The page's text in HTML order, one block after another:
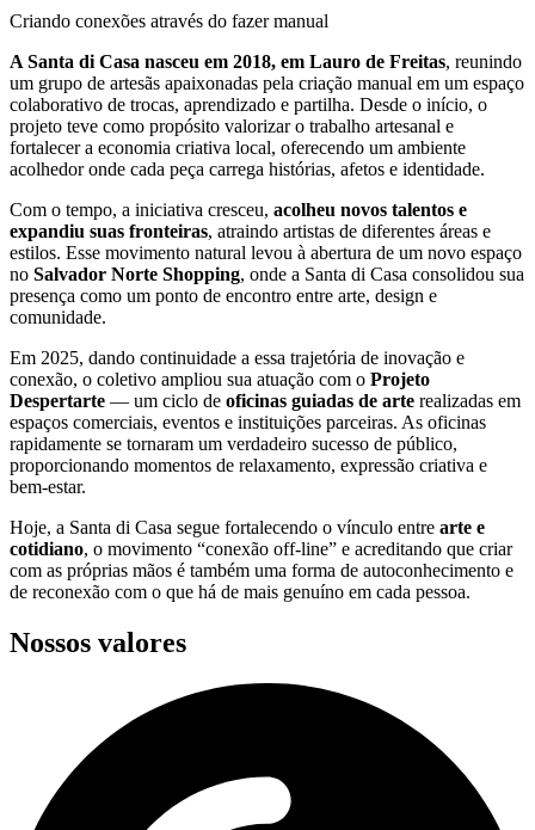
Criando conexões através do fazer manual
A Santa di Casa nasceu em 2018, em Lauro de Freitas, reunindo
um grupo de artesãs apaixonadas pela criação manual em um espaço
colaborativo de trocas, aprendizado e partilha. Desde o início, o
projeto teve como propósito valorizar o trabalho artesanal e
fortalecer a economia criativa local, oferecendo um ambiente
acolhedor onde cada peça carrega histórias, afetos e identidade.
Com o tempo, a iniciativa cresceu, acolheu novos talentos e
expandiu suas fronteiras, atraindo artistas de diferentes áreas e
estilos. Esse movimento natural levou à abertura de um novo espaço
no Salvador Norte Shopping, onde a Santa di Casa consolidou sua
presença como um ponto de encontro entre arte, design e
comunidade.
Em 2025, dando continuidade a essa trajetória de inovação e
conexão, o coletivo ampliou sua atuação com o Projeto
Despertarte — um ciclo de oficinas guiadas de arte realizadas em
espaços comerciais, eventos e instituições parceiras. As oficinas
rapidamente se tornaram um verdadeiro sucesso de público,
proporcionando momentos de relaxamento, expressão criativa e
bem-estar.
Hoje, a Santa di Casa segue fortalecendo o vínculo entre arte e
cotidiano, o movimento “conexão off-line” e acreditando que criar
com as próprias mãos é também uma forma de autoconhecimento e
de reconexão com o que há de mais genuíno em cada pessoa.
Nossos valores